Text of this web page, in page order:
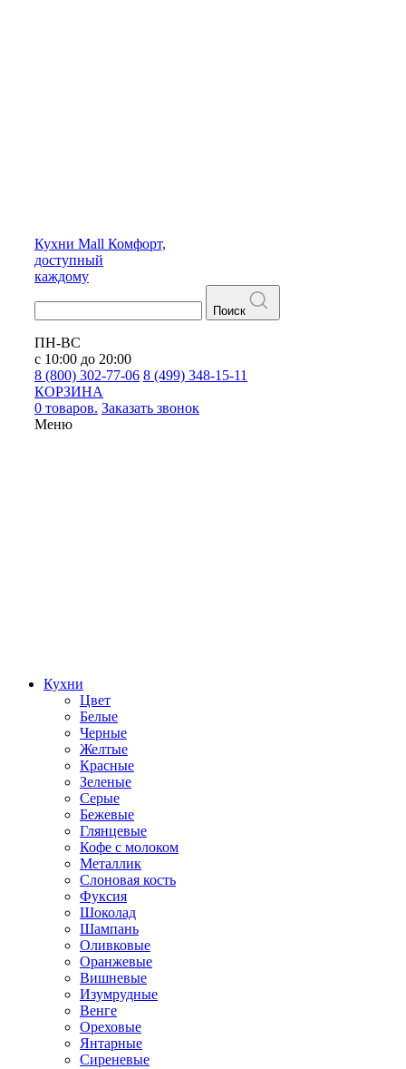
Кухни Mall Комфорт,
доступный
каждому
Поиск
ПН-ВС
с 10:00 до 20:00
8 (800) 302-77-06 8 (499) 348-15-11
КОРЗИНА
0 товаров. Заказать звонок
Меню
Кухни
Цвет
Белые
Черные
Желтые
Красные
Зеленые
Серые
Бежевые
Глянцевые
Кофе с молоком
Металлик
Слоновая кость
Фуксия
Шоколад
Шампань
Оливковые
Оранжевые
Вишневые
Изумрудные
Венге
Ореховые
Янтарные
Сиреневые